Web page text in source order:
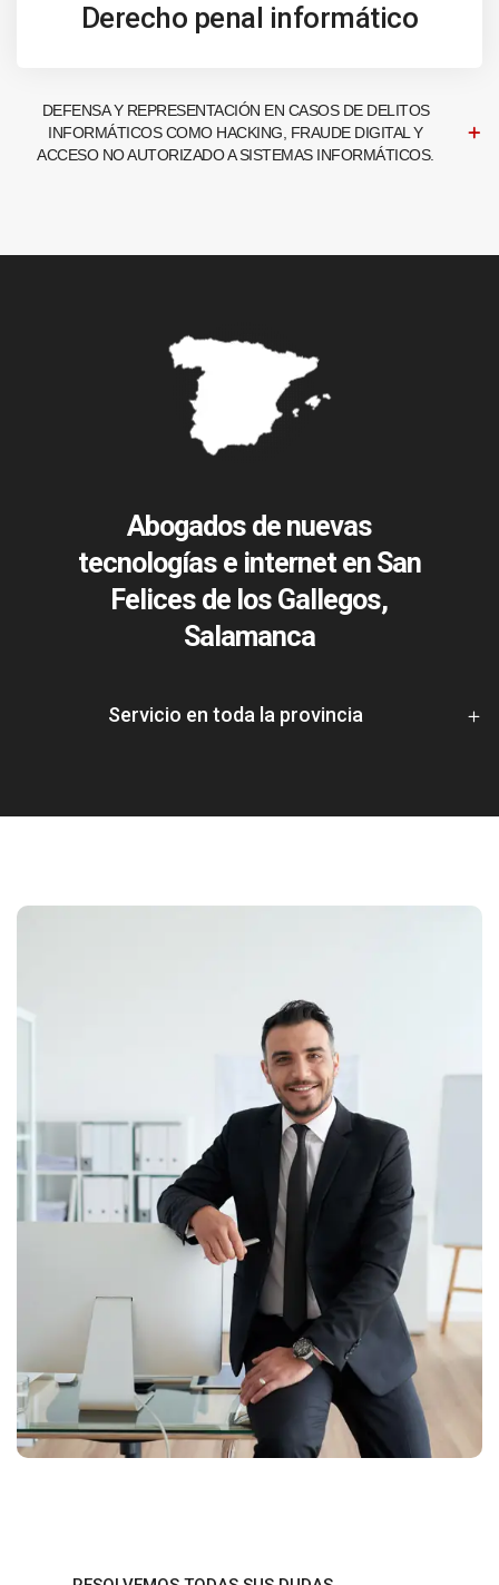
Derecho penal informático
DEFENSA Y REPRESENTACIÓN EN CASOS DE DELITOS
INFORMÁTICOS COMO HACKING, FRAUDE DIGITAL Y
ACCESO NO AUTORIZADO A SISTEMAS INFORMÁTICOS.
Abogados de nuevas
tecnologías e internet en San
Felices de los Gallegos,
Salamanca
Servicio en toda la provincia